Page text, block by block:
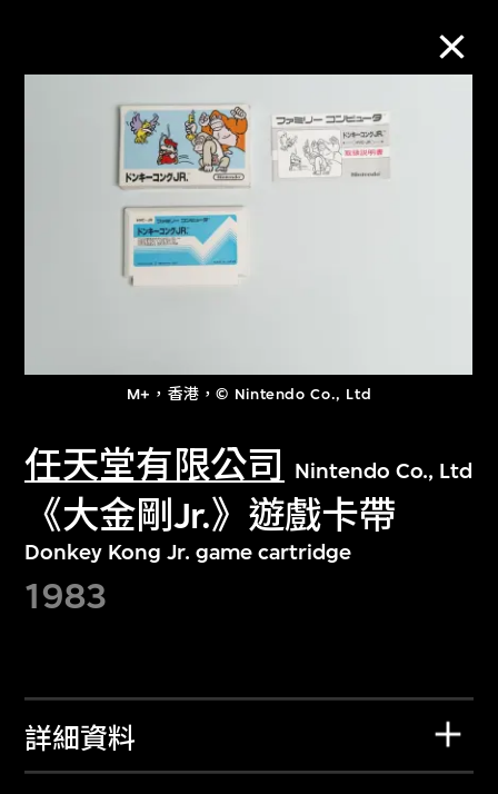
M+，香港，© Nintendo Co., Ltd
任天堂有限公司 Nintendo Co., Ltd
《大金剛Jr.》遊戲卡帶
Donkey Kong Jr. game cartridge
1983
詳細資料
M+藏品
進一步篩選
文化藏品。